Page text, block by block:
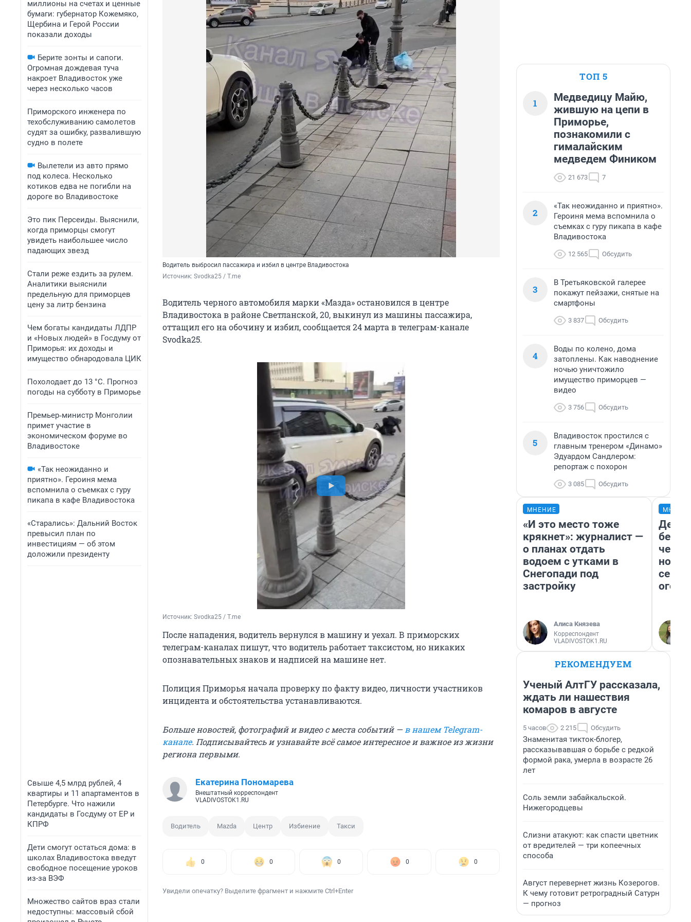
миллионы на счетах и ценные
бумаги: губернатор Кожемяко,
Щербина и Герой России
показали доходы
Берите зонты и сапоги.
Огромная дождевая туча
накроет Владивосток уже
через несколько часов
Приморского инженера по
техобслуживанию самолетов
судят за ошибку, развалившую
судно в полете
Вылетели из авто прямо
под колеса. Несколько
котиков едва не погибли на
дороге во Владивостоке
Это пик Персеиды. Выяснили,
когда приморцы смогут
увидеть наибольшее число
падающих звезд
Стали реже ездить за рулем.
Аналитики выяснили
предельную для приморцев
цену за литр бензина
Чем богаты кандидаты ЛДПР
и «Новых людей» в Госдуму от
Приморья: их доходы и
имущество обнародовала ЦИК
Похолодает до 13 °C. Прогноз
погоды на субботу в Приморье
Премьер‑министр Монголии
примет участие в
экономическом форуме во
Владивостоке
«Так неожиданно и
приятно». Героиня мема
вспомнила о съемках с гуру
пикапа в кафе Владивостока
«Старались»: Дальний Восток
превысил план по
инвестициям — об этом
доложили президенту
Свыше 4,5 млрд рублей, 4
квартиры и 11 апартаментов в
Петербурге. Что нажили
кандидаты в Госдуму от ЕР и
КПРФ
Дети смогут остаться дома: в
школах Владивостока введут
свободное посещение уроков
из-за ВЭФ
Множество сайтов враз стали
недоступны: массовый сбой
Водитель выбросил пассажира и избил в центре Владивостока
Источник: Svodka25 / T.me
Водитель черного автомобиля марки «Мазда» остановился в центре
Владивостока в районе Светланской, 20, выкинул из машины пассажира,
оттащил его на обочину и избил, сообщается 24 марта в телеграм-канале
Svodka25.
Источник: Svodka25 / T.me
После нападения, водитель вернулся в машину и уехал. В приморских
телеграм-каналах пишут, что водитель работает таксистом, но никаких
опознавательных знаков и надписей на машине нет.
Полиция Приморья начала проверку по факту видео, личности участников
инцидента и обстоятельства устанавливаются.
Больше новостей, фотографий и видео с места событий — в нашем Telegram-
канале. Подписывайтесь и узнавайте всё самое интересное и важное из жизни
региона первыми.
Екатерина Пономарева
Внештатный корреспондент
VLADIVOSTOK1.RU
Водитель Mazda Центр Избиение Такси
0 0 0 0 0
Увидели опечатку? Выделите фрагмент и нажмите Ctrl+Enter
ТОП 5
1
Медведицу Майю,
жившую на цепи в
Приморье,
познакомили с
гималайским
медведем Фиником
21 673 7
2
«Так неожиданно и приятно».
Героиня мема вспомнила о
съемках с гуру пикапа в кафе
Владивостока
12 565 Обсудить
3
В Третьяковской галерее
покажут пейзажи, снятые на
смартфоны
3 837 Обсудить
4
Воды по колено, дома
затоплены. Как наводнение
ночью уничтожило
имущество приморцев —
видео
3 756 Обсудить
5
Владивосток простился с
главным тренером «Динамо»
Эдуардом Сандлером:
репортаж с похорон
3 085 Обсудить
МНЕНИЕ
«И это место тоже
крякнет»: журналист —
о планах отдать
водоем с утками в
Снегопади под
застройку
Алиса Князева
Корреспондент
VLADIVOSTOK1.RU
без
РЕКОМЕНДУЕМ
Ученый АлтГУ рассказала,
ждать ли нашествия
комаров в августе
5 часов 2 215 Обсудить
Знаменитая тикток-блогер,
рассказывавшая о борьбе с редкой
формой рака, умерла в возрасте 26
лет
Соль земли забайкальской.
Нижегородцевы
Слизни атакуют: как спасти цветник
от вредителей — три копеечных
способа
Август перевернет жизнь Козерогов.
К чему готовит ретроградный Сатурн
— прогноз